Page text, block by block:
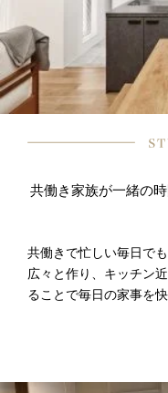
共働き家族が一緒の
共働きで忙しい毎日で
広々と作り、キッチン
ることで毎日の家事を